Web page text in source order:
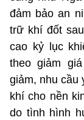
đảm bảo an
trữ khí đốt
cao kỷ lục
theo giảm
giảm, nhu cầu
khí cho nền
do tình hình